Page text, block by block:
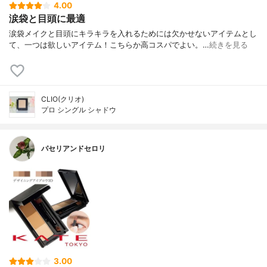
4.00
涙袋と目頭に最適
涙袋メイクと目頭にキラキラを入れるためには欠かせないアイテムとし
て、一つは欲しいアイテム！こちらか高コスパでよい。…続きを見る
CLIO(クリオ)
プロ シングル シャドウ
パセリアンドセロリ
3.00